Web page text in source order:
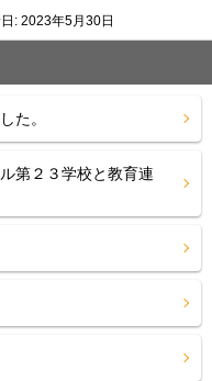
: 2023年5月30日
た。
第２３学校と教育連